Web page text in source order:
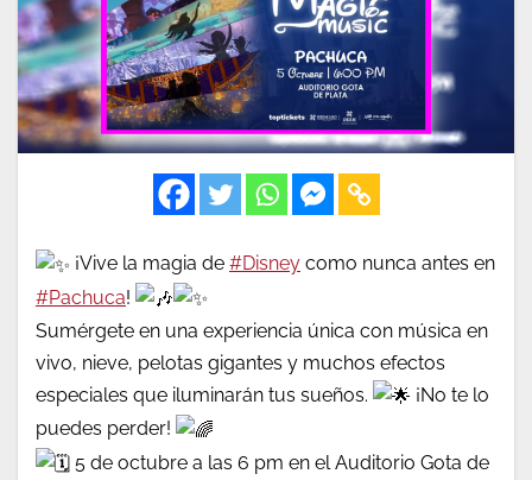
¡Vive la magia de #Disney como nunca antes en
#Pachuca!
Sumérgete en una experiencia única con música en
vivo, nieve, pelotas gigantes y muchos efectos
especiales que iluminarán tus sueños.
¡No te lo
puedes perder!
5 de octubre a las 6 pm en el Auditorio Gota de